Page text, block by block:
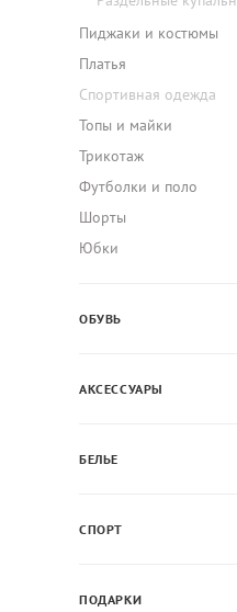
Пиджаки и костюмы
Платья
Спортивная одежда
Топы и майки
Трикотаж
Футболки и поло
Шорты
Юбки
ОБУВЬ
АКСЕССУАРЫ
БЕЛЬЕ
СПОРТ
ПОДАРКИ